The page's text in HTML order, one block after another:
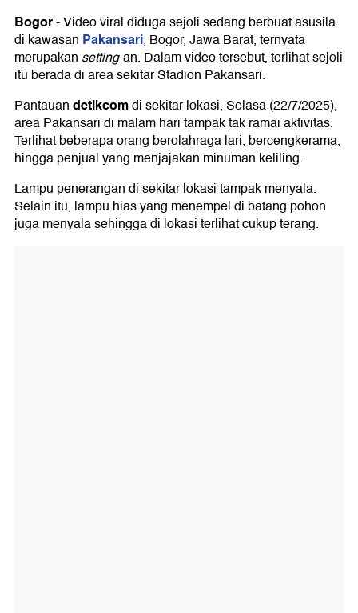
Bogor-Video viral diduga sejoli sedang berbuat asusila
di kawasan Pakansari, Bogor, Jawa Barat, ternyata
merupakan setting-an. Dalam video tersebut, terlihat sejoli
itu berada di area sekitar Stadion Pakansari.
Pantauandetikcomdi sekitar lokasi, Selasa (22/7/2025),
area Pakansari di malam hari tampak tak ramai aktivitas.
Terlihat beberapa orang berolahraga lari, bercengkerama,
hingga penjual yang menjajakan minuman keliling.
Lampu penerangan di sekitar lokasi tampak menyala.
Selain itu, lampu hias yang menempel di batang pohon
juga menyala sehingga di lokasi terlihat cukup terang.